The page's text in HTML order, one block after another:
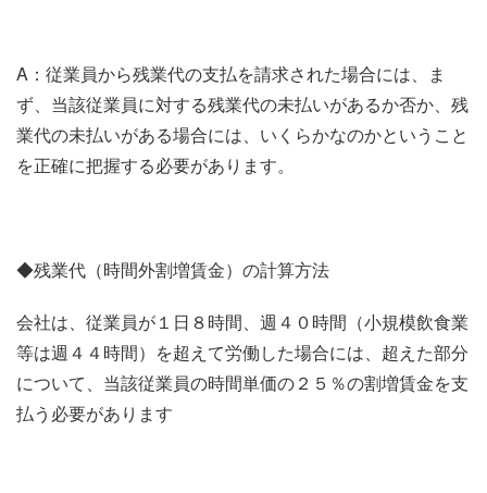
A：従業員から残業代の支払を請求された場合には、ま
ず、当該従業員に対する残業代の未払いがあるか否か、残
業代の未払いがある場合には、いくらかなのかということ
を正確に把握する必要があります。
◆残業代（時間外割増賃金）の計算方法
会社は、従業員が１日８時間、週４０時間（小規模飲食業
等は週４４時間）を超えて労働した場合には、超えた部分
について、当該従業員の時間単価の２５％の割増賃金を支
払う必要があります